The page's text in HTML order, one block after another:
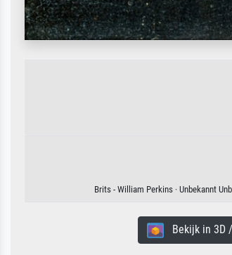
Brits - William Perkins · Unbekannt
Bekijk in 3D